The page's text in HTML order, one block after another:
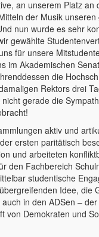
an unserem Platz an
der Musik unseren
nun wurde es sehr
gewählte
für unsere
im Akademischen
die
Rektors drei
gerade die
aktiv und
ersten paritätisch
und arbeiteten
den Fachbereich
studentische
Idee, die
in den ADSen – der
von Demokraten und